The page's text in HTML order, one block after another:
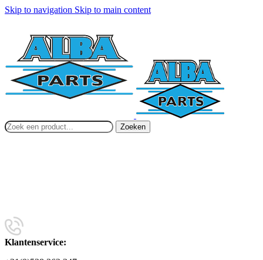
Skip to navigation Skip to main content
Zoeken
Klantenservice: